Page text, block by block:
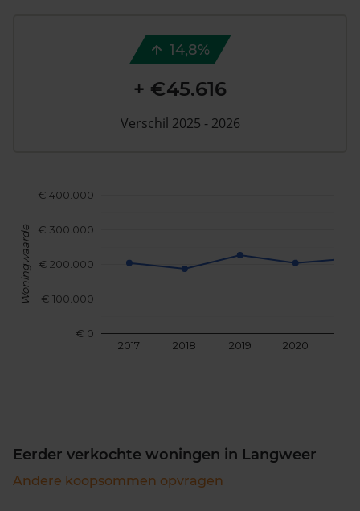
2017 2018 2019 2020
€ 0
€ 100.000
€ 200.000
€ 300.000
€ 400.000
Woningwaarde
14,8%
+ €45.616
Verschil 2025 - 2026
Eerder verkochte woningen in Langweer
Andere koopsommen opvragen